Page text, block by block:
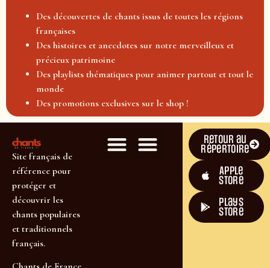
Des découvertes de chants issus de toutes les régions
françaises
Des histoires et anecdotes sur notre merveilleux et
précieux patrimoine
Des playlists thématiques pour animer partout et tout le
monde
Des promotions exclusives sur le shop !
Site français de
référence pour
protéger et
découvrir les
chants populaires
et traditionnels
français.
Retour au
répertoire
Apple
Store
plays
store